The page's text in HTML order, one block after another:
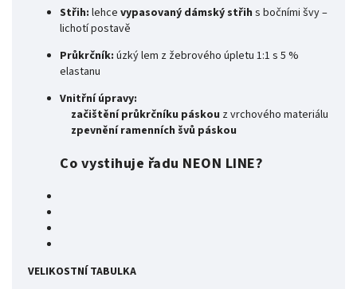
Střih: lehce vypasovaný dámský střih s bočními švy –
lichotí postavě
Průkrčník: úzký lem z žebrového úpletu 1:1 s 5 %
elastanu
Vnitřní úpravy:
začištění průkrčníku páskou z vrchového materiálu
zpevnění ramenních švů páskou
Co vystihuje řadu NEON LINE?
VELIKOSTNÍ TABULKA